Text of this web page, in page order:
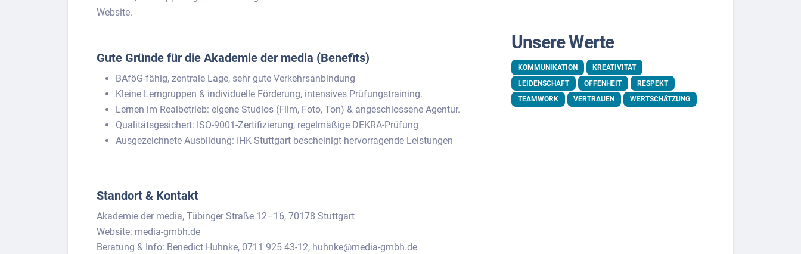
Website.
Gute Gründe für die Akademie der media (Benefits)
BAföG-fähig, zentrale Lage, sehr gute Verkehrsanbindung
Kleine Lerngruppen & individuelle Förderung, intensives Prüfungstraining.
Lernen im Realbetrieb: eigene Studios (Film, Foto, Ton) & angeschlossene Agentur.
Qualitätsgesichert: ISO-9001-Zertifizierung, regelmäßige DEKRA-Prüfung
Ausgezeichnete Ausbildung: IHK Stuttgart bescheinigt hervorragende Leistungen
Standort & Kontakt
Akademie der media, Tübinger Straße 12–16, 70178 Stuttgart
Website: media-gmbh.de
Beratung & Info: Benedict Huhnke, 0711 925 43-12, huhnke@media-gmbh.de
Unsere Werte
KOMMUNIKATION
KREATIVITÄT
LEIDENSCHAFT
OFFENHEIT
RESPEKT
TEAMWORK
VERTRAUEN WERTSCHÄTZUNG